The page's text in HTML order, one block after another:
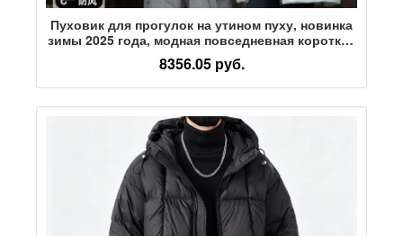
Пуховик для прогулок на утином пуху, новинка
зимы 2025 года, модная повседневная короткая
куртка с капюшоном для мужчин и женщин в
одном стиле
8356.05 руб.